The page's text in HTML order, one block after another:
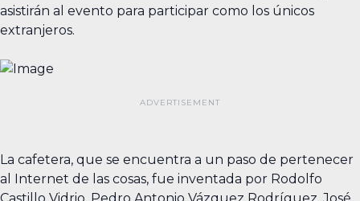
asistirán al evento para participar como los únicos
extranjeros.
La cafetera, que se encuentra a un paso de pertenecer
al Internet de las cosas, fue inventada por Rodolfo